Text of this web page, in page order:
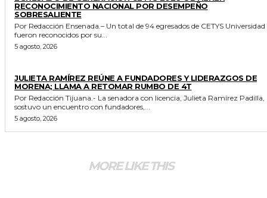
RECONOCIMIENTO NACIONAL POR DESEMPEÑO
SOBRESALIENTE
Por Redacción Ensenada.– Un total de 94 egresados de CETYS Universidad
fueron reconocidos por su...
5 agosto, 2026
JULIETA RAMÍREZ REÚNE A FUNDADORES Y LIDERAZGOS DE
MORENA; LLAMA A RETOMAR RUMBO DE 4T
Por Redacción Tijuana.- La senadora con licencia, Julieta Ramírez Padilla,
sostuvo un encuentro con fundadores,...
5 agosto, 2026
MORE LIKE THIS